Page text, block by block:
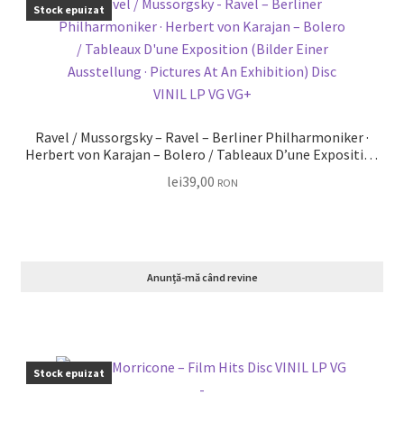
Stock epuizat
Ravel / Mussorgsky – Ravel – Berliner Philharmoniker ·
Herbert von Karajan – Bolero / Tableaux D’une Exposition
VINIL LP VG VG+
lei39,00 RON
Anunță-mă când revine
Stock epuizat